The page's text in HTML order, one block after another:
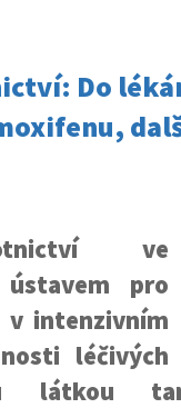
Do
ve
pro
v intenzivním
léčivých
látkou